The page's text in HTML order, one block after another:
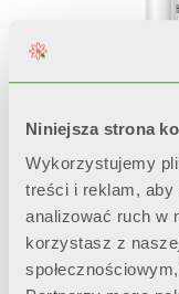
Niniejsza strona
Wykorzystujemy
treści i reklam, aby
analizować ruch w
korzystasz z
ciepła